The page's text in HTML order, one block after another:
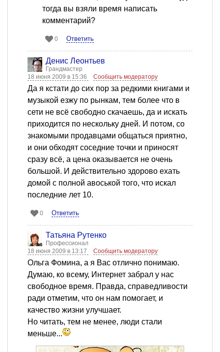
тогда вы взяли время написать
комментарий?
0 Ответить
Денис Леонтьев
Грандмастер
18 июня 2009 в 15:36
Сообщить модератору
Да я кстати до сих пор за редкими книгами и
музыкой езжу по рынкам, тем более что в
сети не всё свободно скачаешь, да и искать
приходится по нескольку дней. И потом, со
знакомыми продавцами общаться приятно,
и они обходят соседние точки и приносят
сразу всё, а цена оказывается не очень
большой. И действительно здорово ехать
домой с полной авоськой того, что искал
последние лет 10.
0 Ответить
Татьяна Рутенко
Профессионал
18 июня 2009 в 13:17
Сообщить модератору
Ольга Фомина, а я Вас отлично понимаю.
Думаю, ко всему, Интернет забрал у нас
свободное время. Правда, справедливости
ради отметим, что он нам помогает, и
качество жизни улучшает.
Но читать, тем не менее, люди стали
меньше...